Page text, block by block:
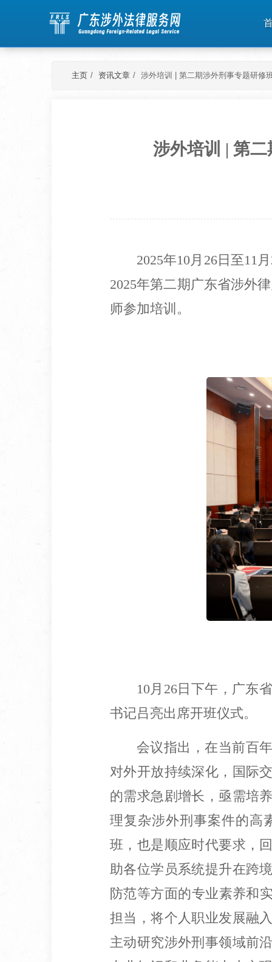
主页 资讯文章 涉外培训 | 第二期涉外刑事专题研修
涉外培训 | 第
2025年10月26日至11
2025年第二期广东省涉外
师参加培训。
10月26日下午，广东
书记吕亮出席开班仪式。
会议指出，在当前百
对外开放持续深化，国际
的需求急剧增长，亟需培
理复杂涉外刑事案件的高
班，也是顺应时代要求，
助各位学员系统提升在跨
防范等方面的专业素养和
担当，将个人职业发展融
主动研究涉外刑事领域前